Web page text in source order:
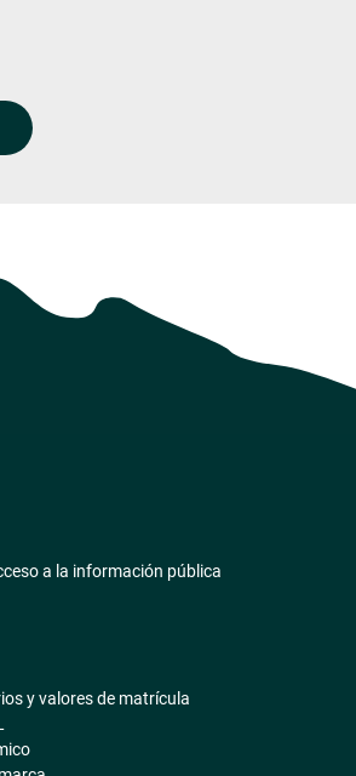
a la información pública
y valores de matrícula